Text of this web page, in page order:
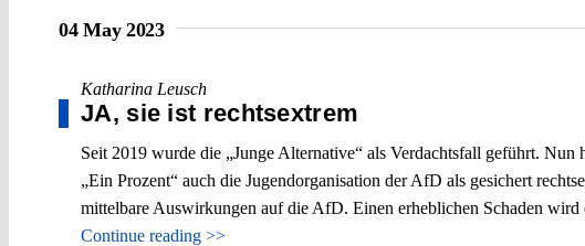
04 May 2023
Katharina Leusch
JA, sie ist rechtsextrem
Seit 2019 wurde die „Junge Alternative“ als Verdachtsfall geführt.
„Ein Prozent“ auch die Jugendorganisation der AfD als gesichert
mittelbare Auswirkungen auf die AfD. Einen erheblichen Schaden wird
Continue reading >>